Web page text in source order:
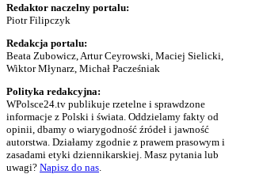
Redaktor naczelny portalu:
Piotr Filipczyk
Redakcja portalu:
Beata Zubowicz, Artur Ceyrowski, Maciej Sielicki,
Wiktor Młynarz, Michał Pacześniak
Polityka redakcyjna:
WPolsce24.tv publikuje rzetelne i sprawdzone
informacje z Polski i świata. Oddzielamy fakty od
opinii, dbamy o wiarygodność źródeł i jawność
autorstwa. Działamy zgodnie z prawem prasowym i
zasadami etyki dziennikarskiej. Masz pytania lub
uwagi? Napisz do nas